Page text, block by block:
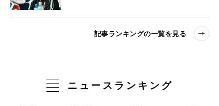
記事ランキングの一覧を見る
ニュースランキング